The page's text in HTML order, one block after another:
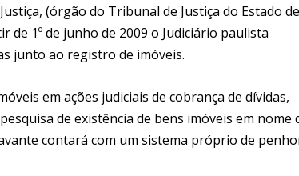
(órgão do Tribunal de Justiça do Estado
1º de junho de 2009 o Judiciário paulista
junto ao registro de imóveis.
em ações judiciais de cobrança de dívidas,
de existência de bens imóveis em nome
contará com um sistema próprio de